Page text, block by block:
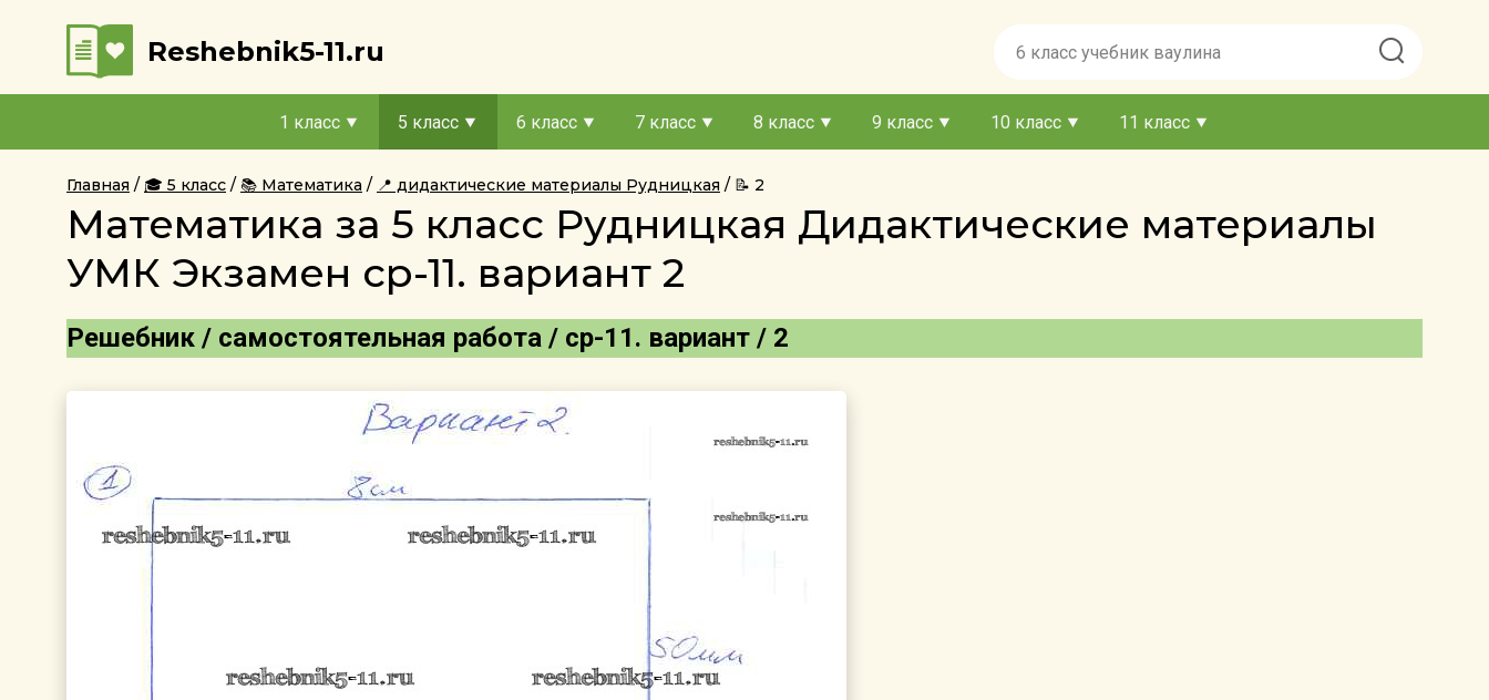
Reshebnik5-11.ru
1 класс 5 класс 6 класс 7 класс 8 класс 9 класс 10 класс 11 класс
Главная 🎓 5 класс 📚 Математика 📍 дидактические материалы Рудницкая 📝 2
Математика за 5 класс Рудницкая Дидактические материалы
УМК Экзамен ср-11. вариант 2
Решебник / самостоятельная работа / ср-11. вариант / 2